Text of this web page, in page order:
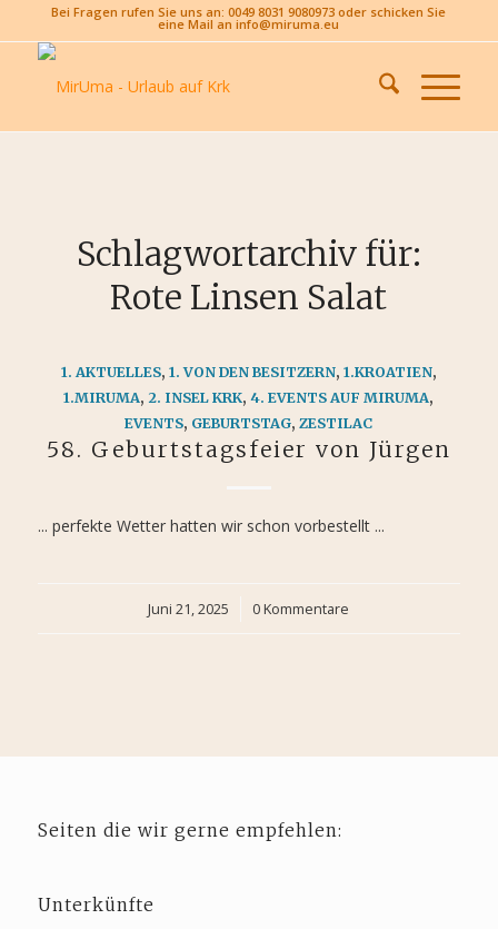
Bei Fragen rufen Sie uns an: 0049 8031 9080973 oder schicken Sie
eine Mail an info@miruma.eu
Schlagwortarchiv für:
Rote Linsen Salat
1. AKTUELLES, 1. VON DEN BESITZERN, 1.KROATIEN,
1.MIRUMA,2. INSEL KRK,4. EVENTS AUF MIRUMA,
EVENTS, GEBURTSTAG,ZESTILAC
58. Geburtstagsfeier von Jürgen
... perfekte Wetter hatten wir schon vorbestellt ...
Juni 21, 2025
/ 0 Kommentare
Seiten die wir gerne empfehlen:
Unterkünfte